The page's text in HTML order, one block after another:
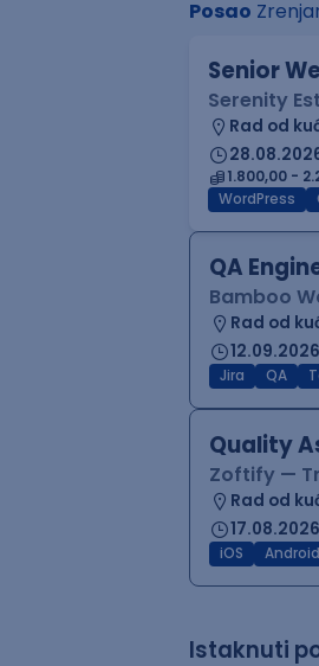
Posao
Senior
Serenity
Rad od
1.800,00 -
WordPress
QA
Bamboo
Rad od
Jira QA
Quality
Zoftify —
Rad od
iOS Android
Istaknuti